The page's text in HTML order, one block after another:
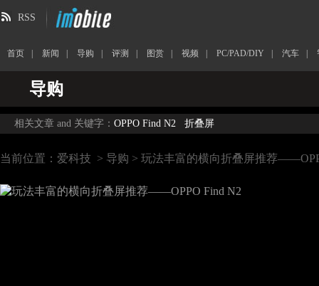
RSS
首页 新闻 导购 评测 图赏 视频 PC/PAD/DIY 汽车
导购
相关文章 and 关键字： OPPO Find N2 折叠屏
当前位置： 爱科技 > 导购 > 玩法丰富的横向折叠屏推荐